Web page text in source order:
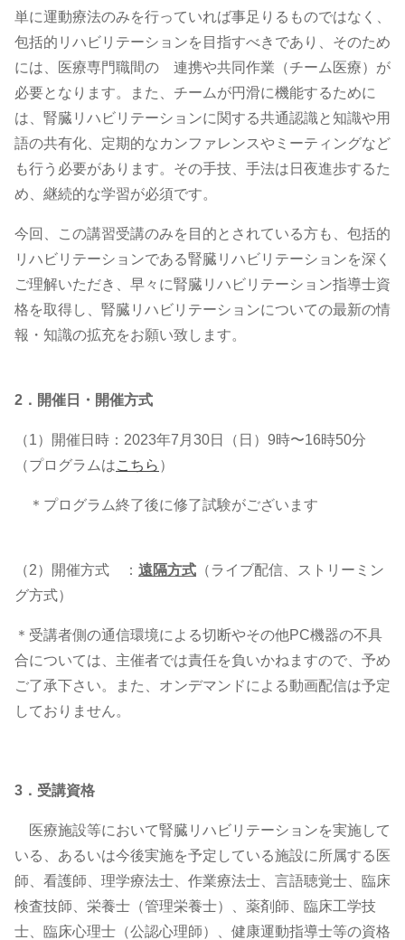
単に運動療法のみを行っていれば事足りるものではなく、
包括的リハビリテーションを目指すべきであり、そのため
には、医療専門職間の 連携や共同作業（チーム医療）が
必要となります。また、チームが円滑に機能するために
は、腎臓リハビリテーションに関する共通認識と知識や用
語の共有化、定期的なカンファレンスやミーティングなど
も行う必要があります。その手技、手法は日夜進歩するた
め、継続的な学習が必須です。
今回、この講習受講のみを目的とされている方も、包括的
リハビリテーションである腎臓リハビリテーションを深く
ご理解いただき、早々に腎臓リハビリテーション指導士資
格を取得し、腎臓リハビリテーションについての最新の情
報・知識の拡充をお願い致します。
2．開催日・開催方式
（1）開催日時：2023年7月30日（日）9時〜16時50分
（プログラムはこちら ）
＊プログラム終了後に修了試験がございます
（2）開催方式 ： 遠隔方式 （ライブ配信、ストリーミン
グ方式）
＊受講者側の通信環境による切断やその他PC機器の不具
合については、主催者では責任を負いかねますので、予め
ご了承下さい。また、オンデマンドによる動画配信は予定
しておりません。
3．受講資格
医療施設等において腎臓リハビリテーションを実施して
いる、あるいは今後実施を予定している施設に所属する医
師、看護師、理学療法士、作業療法士、言語聴覚士、臨床
検査技師、栄養士（管理栄養士）、薬剤師、臨床工学技
士、臨床心理士（公認心理師）、健康運動指導士等の資格